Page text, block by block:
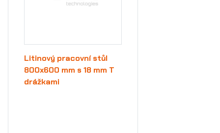
Litinový pracovní stůl
800x600 mm s 18 mm T
drážkami